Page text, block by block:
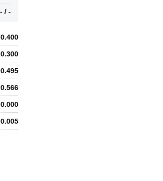
- / -
0.400
0.300
0.495
0.566
0.000